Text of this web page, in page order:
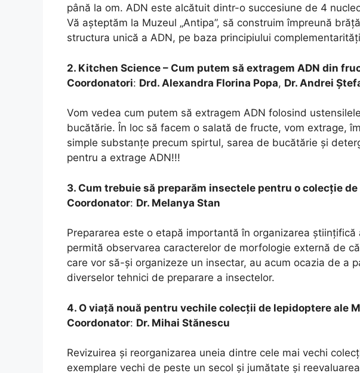
până la om. ADN este alcătuit dintr-o succesiune de 4
Vă așteptăm la Muzeul „Antipa”, să construim împreună
structura unică a ADN, pe baza principiului
2. Kitchen Science – Cum putem să extragem ADN din
Coordonatori: Drd. Alexandra Florina Popa, Dr. Andrei
Vom vedea cum putem să extragem ADN folosind
bucătărie. În loc să facem o salată de fructe, vom extrage,
simple substanțe precum spirtul, sarea de bucătărie și
pentru a extrage ADN!!!
3. Cum trebuie să preparăm insectele pentru o colecție
Coordonator: Dr. Melanya Stan
Prepararea este o etapă importantă în organizarea
permită observarea caracterelor de morfologie externă de
care vor să-și organizeze un insectar, au acum ocazia de a
diverselor tehnici de preparare a insectelor.
4. O viață nouă pentru vechile colecții de lepidoptere ale
Coordonator: Dr. Mihai Stănescu
Revizuirea și reorganizarea uneia dintre cele mai vechi
exemplare vechi de peste un secol și jumătate și